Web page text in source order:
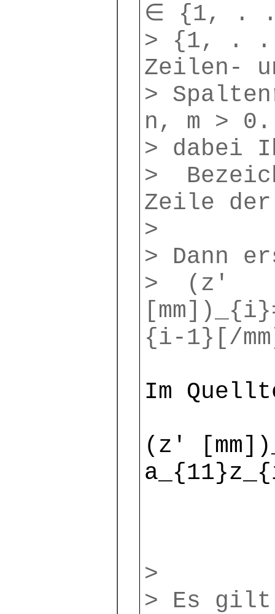
∈ {1, .
> {1, . .
Zeilen-
>
n, m > 0.
> dabei
>
Zeile
>
> Dann
> (z′
{i-1}[/
Im
(z′
>
> Es gilt